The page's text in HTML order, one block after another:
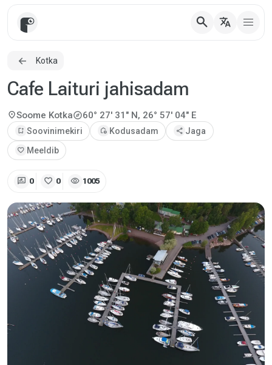
search translate
Kotka
Cafe Laituri jahisadam
location_onSoome Kotkaexplore60° 27' 31" N, 26° 57' 04" E
bookmark_add Soovinimekiri add_home Kodusadam share Jaga
favorite Meeldib
rate_review 0 favorite 0 visibility 1005